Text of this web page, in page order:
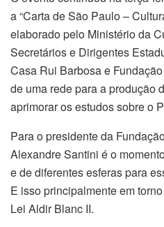
a “Carta de São Paulo –
elaborado pelo Ministério da
Secretários e Dirigentes
Casa Rui Barbosa e
de uma rede para a produção
aprimorar os estudos sobre o
Para o presidente da
Alexandre Santini é o
e de diferentes esferas para
E isso principalmente em
Lei Aldir Blanc II.